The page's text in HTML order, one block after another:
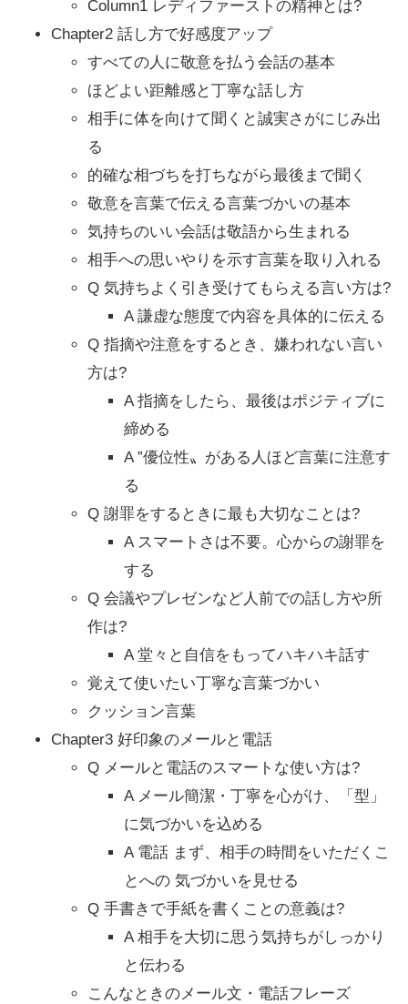
Column1 レディファーストの精神とは?
Chapter2 話し方で好感度アップ
すべての人に敬意を払う会話の基本
ほどよい距離感と丁寧な話し方
相手に体を向けて聞くと誠実さがにじみ出
る
的確な相づちを打ちながら最後まで聞く
敬意を言葉で伝える言葉づかいの基本
気持ちのいい会話は敬語から生まれる
相手への思いやりを示す言葉を取り入れる
Q 気持ちよく引き受けてもらえる言い方は?
A 謙虚な態度で内容を具体的に伝える
Q 指摘や注意をするとき、嫌われない言い
方は?
A 指摘をしたら、最後はポジティブに
締める
A ”優位性〟がある人ほど言葉に注意す
る
Q 謝罪をするときに最も大切なことは?
A スマートさは不要。心からの謝罪を
する
Q 会議やプレゼンなど人前での話し方や所
作は?
A 堂々と自信をもってハキハキ話す
覚えて使いたい丁寧な言葉づかい
クッション言葉
Chapter3 好印象のメールと電話
Q メールと電話のスマートな使い方は?
A メール簡潔・丁寧を心がけ、「型」
に気づかいを込める
A 電話 まず、相手の時間をいただくこ
とへの 気づかいを見せる
Q 手書きで手紙を書くことの意義は?
A 相手を大切に思う気持ちがしっかり
と伝わる
こんなときのメール文・電話フレーズ